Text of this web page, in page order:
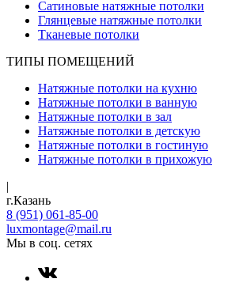
Сатиновые натяжные потолки
Глянцевые натяжные потолки
Тканевые потолки
ТИПЫ ПОМЕЩЕНИЙ
Натяжные потолки на кухню
Натяжные потолки в ванную
Натяжные потолки в зал
Натяжные потолки в детскую
Натяжные потолки в гостиную
Натяжные потолки в прихожую
|
г.Казань
8 (951) 061-85-00
luxmontage@mail.ru
Мы в соц. сетях